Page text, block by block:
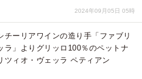
2024年09月05日 05時
チーリアワインの造り手「ファブリ
ラ」よりグリッロ100％のペットナ
ツィオ・ヴェッラ ペティアン